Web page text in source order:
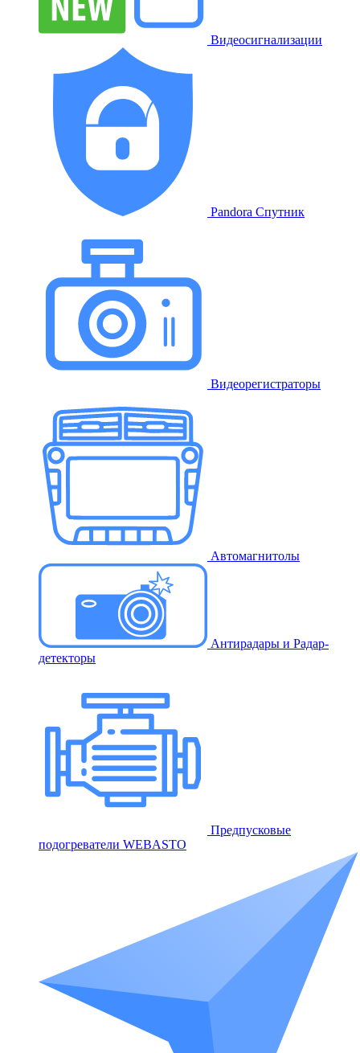
Видеосигнализации
Pandora Спутник
Видеорегистраторы
Автомагнитолы
Антирадары и Радар-
детекторы
Предпусковые
подогреватели WEBASTO